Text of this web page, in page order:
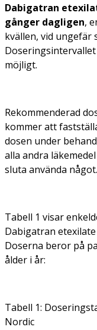
Dabigatran
gånger dagligen,
kvällen, vid ungefär
möjligt.
Rekommenderad
kommer att
dosen under
alla andra
sluta använda något.
Tabell 1 visar
Dabigatran
Doserna beror på
ålder i år:
Tabell 1:
Nordic